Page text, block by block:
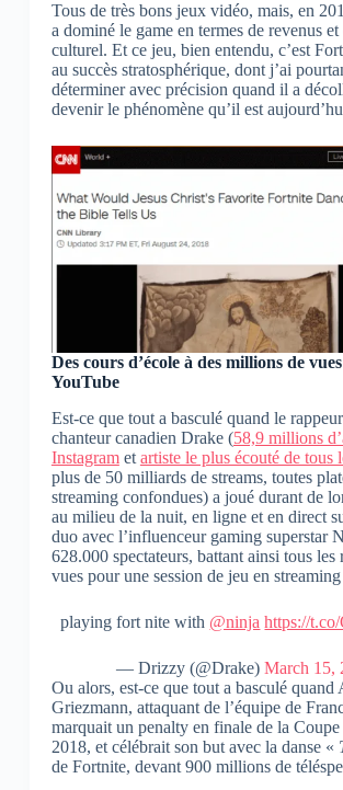
Tous de très bons jeux vidéo, mais, en
a dominé le game en termes de revenus et
culturel. Et ce jeu, bien entendu, c’est
au succès stratosphérique, dont j’ai
déterminer avec précision quand il a
devenir le phénomène qu’il est
Des cours d’école à des millions de
YouTube
Est-ce que tout a basculé quand le
chanteur canadien Drake (58,9 millions
Instagramet artiste le plus écouté de tous
plus de 50 milliards de streams, toutes
streaming confondues) a joué durant de
au milieu de la nuit, en ligne et en direct
duo avec l’influenceur gaming superstar
628.000 spectateurs, battant ainsi tous les
vues pour une session de jeu en
playing fort nite with @ninja https://
— Drizzy (@Drake) March 15,
Ou alors, est-ce que tout a basculé quand
Griezmann, attaquant de l’équipe de
marquait un penalty en finale de la
2018, et célébrait son but avec la danse «
de Fortnite, devant 900 millions de